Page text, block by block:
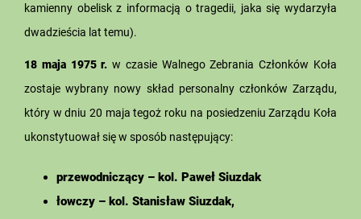
kamienny obelisk z informacją o tragedii, jaka się wydarzyła
dwadzieścia lat temu).
18 maja 1975 r. w czasie Walnego Zebrania Członków Koła
zostaje wybrany nowy skład personalny członków Zarządu,
który w dniu 20 maja tegoż roku na posiedzeniu Zarządu Koła
ukonstytuował się w sposób następujący:
przewodniczący – kol. Paweł Siuzdak
łowczy – kol. Stanisław Siuzdak,